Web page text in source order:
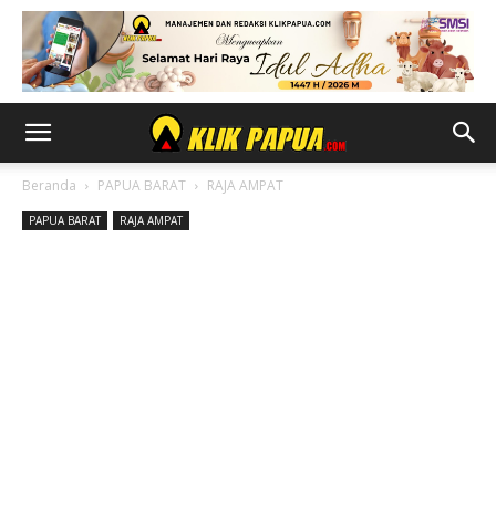
Beranda PAPUA BARAT RAJA AMPAT
PAPUA BARAT RAJA AMPAT